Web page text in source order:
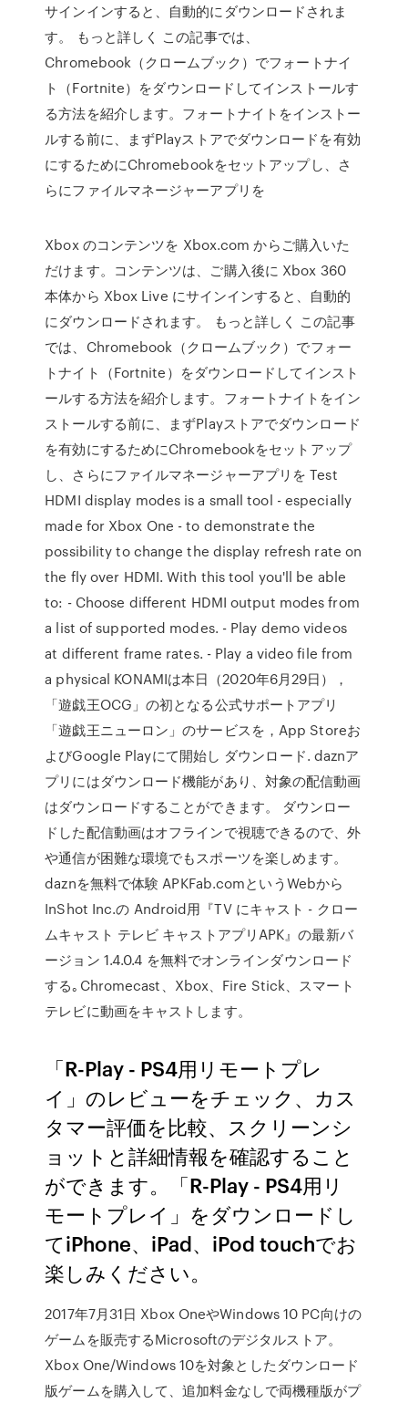
サインインすると、自動的にダウンロードされま
す。 もっと詳しく この記事では、
Chromebook（クロームブック）でフォートナイ
ト（Fortnite）をダウンロードしてインストールす
る方法を紹介します。フォートナイトをインストー
ルする前に、まずPlayストアでダウンロードを有効
にするためにChromebookをセットアップし、さ
らにファイルマネージャーアプリを
Xbox のコンテンツを Xbox.com からご購入いた
だけます。コンテンツは、ご購入後に Xbox 360
本体から Xbox Live にサインインすると、自動的
にダウンロードされます。 もっと詳しく この記事
では、Chromebook（クロームブック）でフォー
トナイト（Fortnite）をダウンロードしてインスト
ールする方法を紹介します。フォートナイトをイン
ストールする前に、まずPlayストアでダウンロード
を有効にするためにChromebookをセットアップ
し、さらにファイルマネージャーアプリを Test
HDMI display modes is a small tool - especially
made for Xbox One - to demonstrate the
possibility to change the display refresh rate on
the fly over HDMI. With this tool you'll be able
to: - Choose different HDMI output modes from
a list of supported modes. - Play demo videos
at different frame rates. - Play a video file from
a physical KONAMIは本日（2020年6月29日），
「遊戯王OCG」の初となる公式サポートアプリ
「遊戯王ニューロン」のサービスを，App Storeお
よびGoogle Playにて開始し ダウンロード. daznア
プリにはダウンロード機能があり、対象の配信動画
はダウンロードすることができます。 ダウンロー
ドした配信動画はオフラインで視聴できるので、外
や通信が困難な環境でもスポーツを楽しめます。
daznを無料で体験 APKFab.comというWebから
InShot Inc.の Android用『TV にキャスト - クロー
ムキャスト テレビ キャストアプリAPK』の最新バ
ージョン 1.4.0.4 を無料でオンラインダウンロード
する｡Chromecast、Xbox、Fire Stick、スマート
テレビに動画をキャストします。
‎「R-Play - PS4用リモートプレ
イ」のレビューをチェック、カス
タマー評価を比較、スクリーンシ
ョットと詳細情報を確認すること
ができます。「R-Play - PS4用リ
モートプレイ」をダウンロードし
てiPhone、iPad、iPod touchでお
楽しみください。
2017年7月31日 Xbox OneやWindows 10 PC向けの
ゲームを販売するMicrosoftのデジタルストア。
Xbox One/Windows 10を対象としたダウンロード
版ゲームを購入して、追加料金なしで両機種版がプ